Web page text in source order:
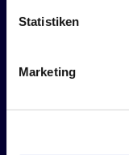
Statistiken
Marketing